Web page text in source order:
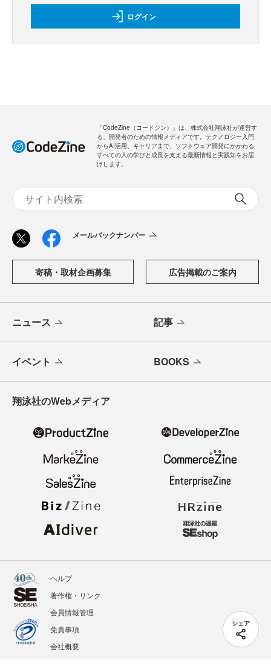
シェア
ログイン
「CodeZine（コードジン）」は、株式会社翔泳社が運営す
る、開発者のための情報メディアです。テクノロジー入門
からAI活用、キャリアまで、ソフトウェア開発にかかわる
すべての人の学びと成長を支える最新情報と実践知をお届
けします。
メールバックナンバー
寄稿・取材企画募集 広告掲載のご案内
ニュース 記事
イベント BOOKS
翔泳社のWebメディア
ヘルプ
著作権・リンク
会員情報管理
免責事項
会社概要